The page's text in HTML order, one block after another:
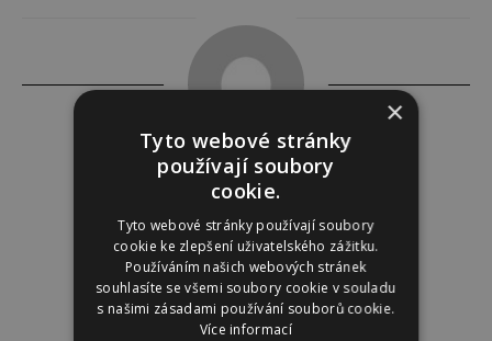
Redakce
Redakce magazínu Instinkt.
×
Tyto webové stránky
používají soubory
cookie.
Tyto webové stránky používají soubory
cookie ke zlepšení uživatelského zážitku.
Používáním našich webových stránek
souhlasíte se všemi soubory cookie v souladu
s našimi zásadami používání souborů cookie.
Více informací